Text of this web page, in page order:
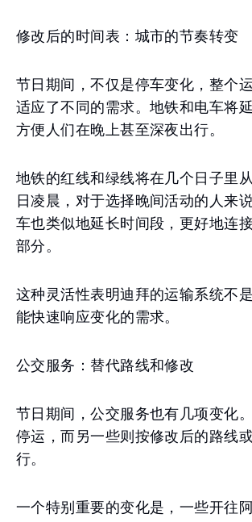
修改后的时间表：城市的节奏转变
节日期间，不仅是停车变化，整个
适应了不同的需求。地铁和电车将
方便人们在晚上甚至深夜出行。
地铁的红线和绿线将在几个日子里
日凌晨，对于选择晚间活动的人来
车也类似地延长时间段，更好地连
部分。
这种灵活性表明迪拜的运输系统不
能快速响应变化的需求。
公交服务：替代路线和修改
节日期间，公交服务也有几项变化
停运，而另一些则按修改后的路线
行。
一个特别重要的变化是，一些开往